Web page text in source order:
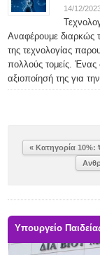
14/12/
Αναφέρουμε διαρκώς
της τεχνολογίας
πολλούς τομείς. Ένας
αξιοποίησή της για
« Κατηγορία 10%:
Υπουργείο